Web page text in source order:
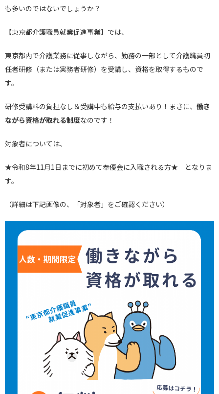
も多いのではないでしょうか？
【東京都介護職員就業促進事業】では、
東京都内で介護業務に従事しながら、勤務の一部として介護職員初
任者研修（または実務者研修）を受講し、資格を取得するもので
す。
研修受講料の負担なし＆受講中も給与の支払いあり！まさに、 働き
ながら資格が取れる制度なのです！
対象者については、
★令和8年11月1日までに初めて奉優会に入職される方★ となりま
す。
（詳細は下記画像の、「対象者」をご確認ください）